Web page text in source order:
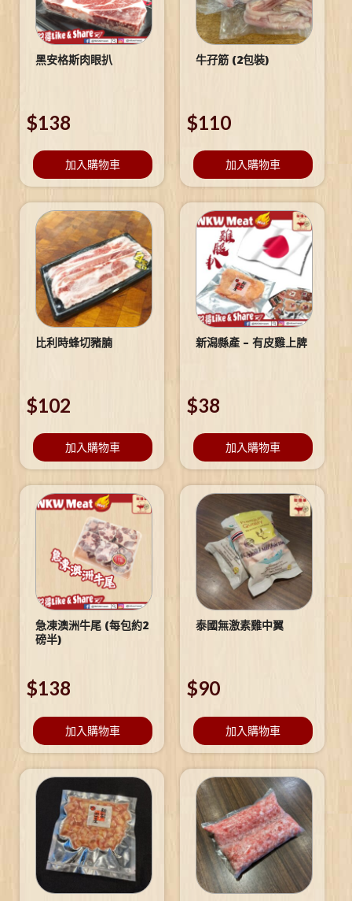
黑安格斯肉眼扒
$138
加入購物車
牛孖筋 (2包裝)
$110
加入購物車
比利時蜂切豬腩
$102
加入購物車
新潟縣產 – 有皮雞上脾
$38
加入購物車
急凍澳洲牛尾 (每包約2
磅半)
$138
加入購物車
泰國無激素雞中翼
$90
加入購物車